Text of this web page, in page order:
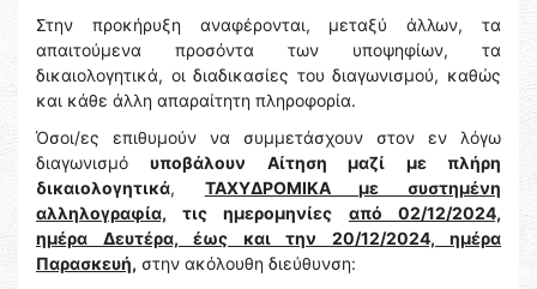
Στην προκήρυξη αναφέρονται, μεταξύ άλλων, τα
απαιτούμενα προσόντα των υποψηφίων, τα
δικαιολογητικά, οι διαδικασίες του διαγωνισμού, καθώς
και κάθε άλλη απαραίτητη πληροφορία.
Όσοι/ες επιθυμούν να συμμετάσχουν στον εν λόγω
διαγωνισμόυποβάλουν Αίτηση μαζί με πλήρη
δικαιολογητικά, ΤΑΧΥΔΡΟΜΙΚΑ με συστημένη
αλληλογραφία, τις ημερομηνίες
από 02/12/2024,
ημέρα Δευτέρα, έως και την 20/12/2024, ημέρα
Παρασκευή, στην ακόλουθη διεύθυνση: